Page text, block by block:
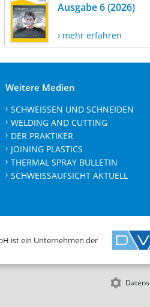
Ausgabe 6 (2026)
› mehr erfahren
Weitere Medien
SCHWEISSEN UND SCHNEIDEN
WELDING AND CUTTING
DER PRAKTIKER
JOINING PLASTICS
THERMAL SPRAY BULLETIN
SCHWEISSAUFSICHT AKTUELL
ist ein Unternehmen der